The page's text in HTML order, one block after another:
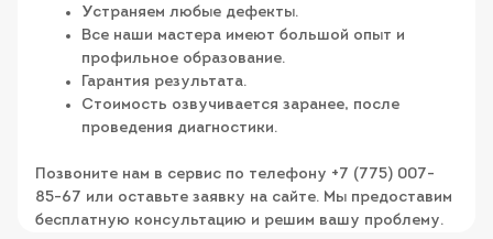
Устраняем любые дефекты.
Все наши мастера имеют большой опыт и
профильное образование.
Гарантия результата.
Стоимость озвучивается заранее, после
проведения диагностики.
Позвоните нам в сервис по телефону +7 (775) 007-
85-67 или оставьте заявку на сайте. Мы предоставим
бесплатную консультацию и решим вашу проблему.